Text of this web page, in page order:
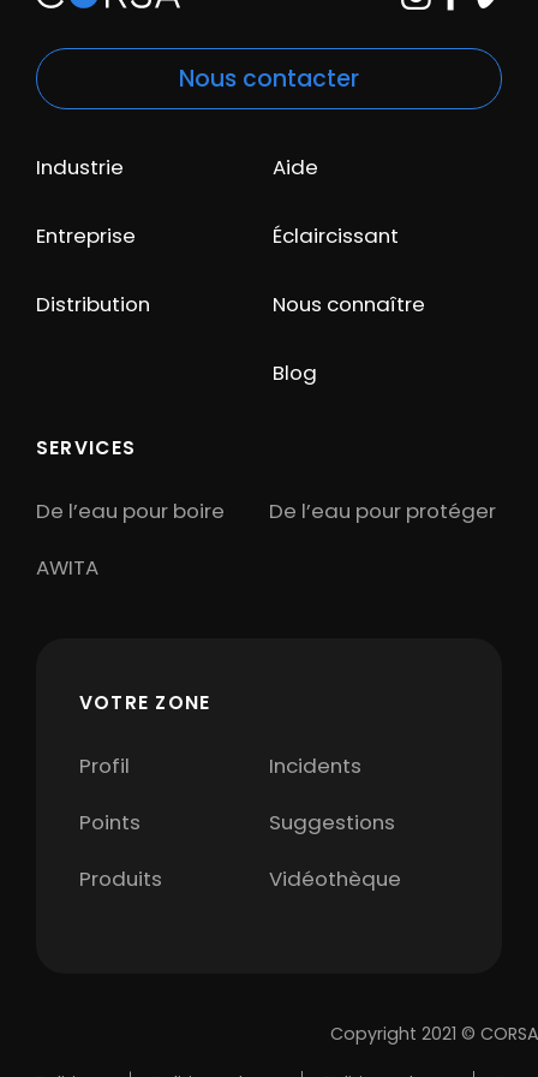
Nous contacter
Industrie
Entreprise
Distribution
Aide
Éclaircissant
Nous connaître
Blog
SERVICES
De l’eau pour boire
De l’eau pour protéger
AWITA
VOTRE ZONE
Profil
Incidents
Points
Suggestions
Produits
Vidéothèque
Copyright 2021 ©